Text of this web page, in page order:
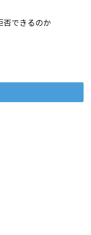
否できるのか